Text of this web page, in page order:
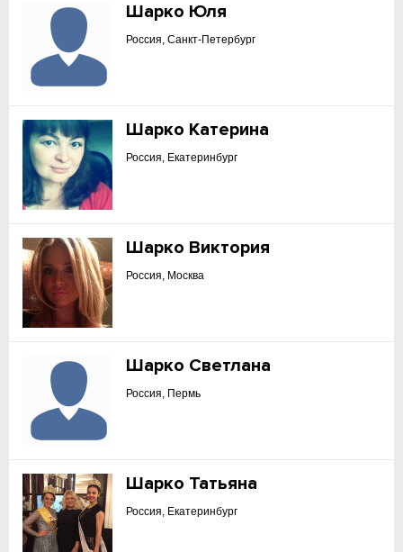
Шарко Юля
Россия, Санкт-Петербург
Шарко Катерина
Россия, Екатеринбург
Шарко Виктория
Россия, Москва
Шарко Светлана
Россия, Пермь
Шарко Татьяна
Россия, Екатеринбург